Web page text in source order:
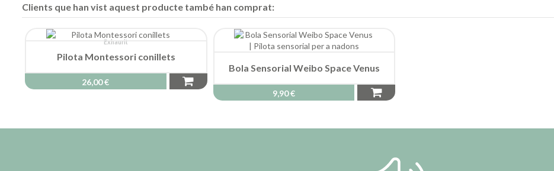
Clients que han vist aquest producte també han comprat:
Exhaurit
Pilota Montessori conillets
26,00 €
Bola Sensorial Weibo Space Venus
9,90 €